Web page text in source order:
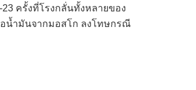
ครั้งที่โรงกลั่นทั้งหลายของ
อน้ำมันจากมอสโก ลงโทษกรณี